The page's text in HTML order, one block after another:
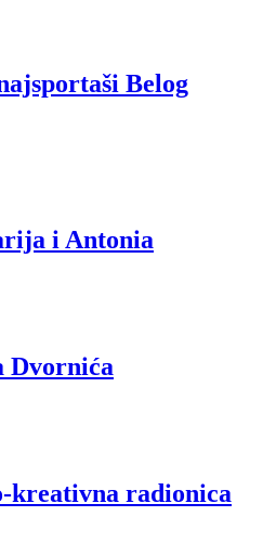
Belog
i Antonia
Dvornića
kreativna radionica